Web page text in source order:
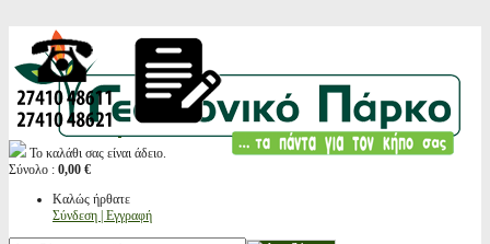
Το καλάθι σας είναι άδειο.
Σύνολο : 0,00 €
Καλώς ήρθατε
Σύνδεση | Εγγραφή